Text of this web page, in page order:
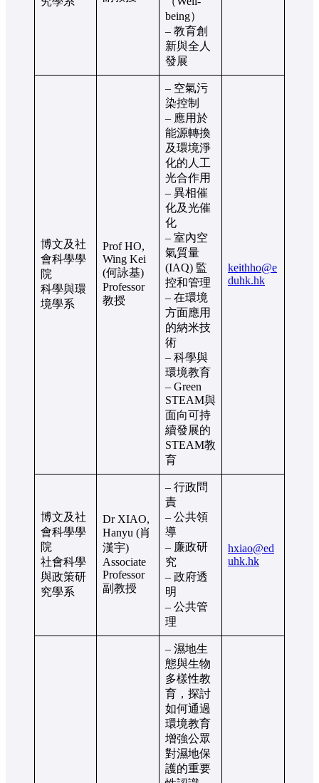
being）
– 教育創
新與全人
發展
博文及社
會科學學
院
科學與環
境學系
Prof HO,
Wing Kei
(何詠基)
Professor
教授
– 空氣污
染控制
– 應用於
能源轉換
及環境淨
化的人工
光合作用
– 異相催
化及光催
化
– 室內空
氣質量
(IAQ) 監
控和管理
– 在環境
方面應用
的納米技
術
– 科學與
環境教育
– Green
STEAM與
面向可持
續發展的
STEAM教
育
keithho@e
duhk.hk
博文及社
會科學學
院
社會科學
與政策研
究學系
Dr XIAO,
Hanyu (肖
漢宇)
Associate
Professor
副教授
– 行政問
責
– 公共領
導
– 廉政研
究
– 政府透
明
– 公共管
理
hxiao@ed
uhk.hk
– 濕地生
態與生物
多樣性教
育，探討
如何通過
環境教育
增強公眾
對濕地保
護的重要